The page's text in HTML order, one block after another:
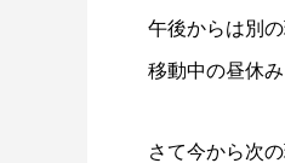
午後からは別
移動中の昼休
さて今から次